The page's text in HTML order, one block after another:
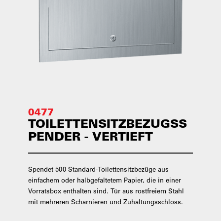
0477
TOILETTENSITZBEZUGSS
PENDER - VERTIEFT
Spendet 500 Standard-Toilettensitzbezüge aus
einfachem oder halbgefaltetem Papier, die in einer
Vorratsbox enthalten sind. Tür aus rostfreiem Stahl
mit mehreren Scharnieren und Zuhaltungsschloss.